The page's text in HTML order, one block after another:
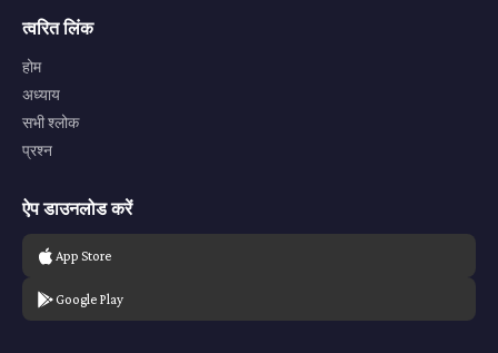
त्वरित लिंक
होम
अध्याय
सभी श्लोक
प्रश्न
ऐप डाउनलोड करें
App Store
Google Play